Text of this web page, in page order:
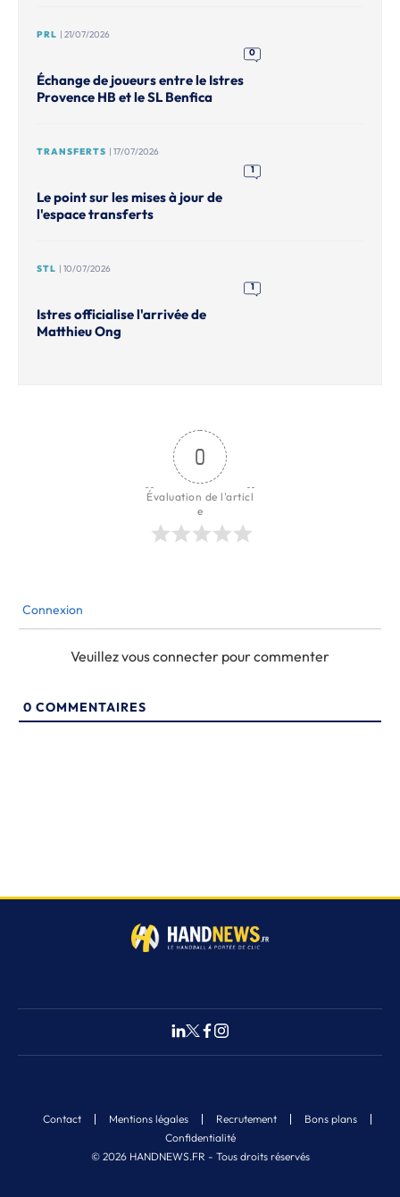
PRL | 21/07/2026
0
Échange de joueurs entre le Istres
Provence HB et le SL Benfica
TRANSFERTS | 17/07/2026
1
Le point sur les mises à jour de
l'espace transferts
STL | 10/07/2026
1
Istres officialise l'arrivée de
Matthieu Ong
0
Évaluation de l'articl
e
Connexion
Veuillez vous connecter pour commenter
0 COMMENTAIRES
© 2026 HANDNEWS.FR - Tous droits réservés
Contact Mentions légales Recrutement
Bons plans
Confidentialité